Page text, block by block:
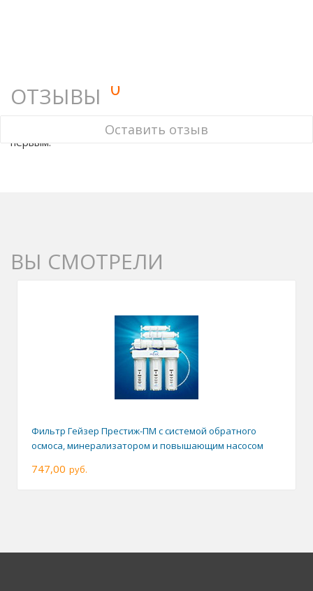
ОТЗЫВЫ 0
Оставить отзыв
У этого товара нет ни одного отзыва. Вы можете стать
первым.
ВЫ СМОТРЕЛИ
Фильтр Гейзер Престиж-ПМ с системой обратного
осмоса, минерализатором и повышающим насосом
747,00 руб.